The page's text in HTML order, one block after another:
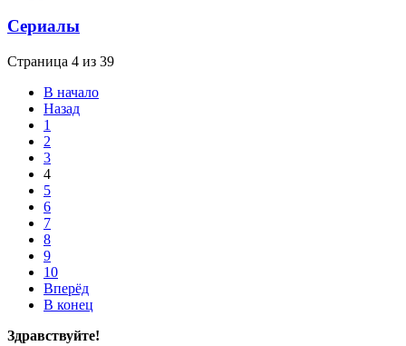
Сериалы
Страница 4 из 39
В начало
Назад
1
2
3
4
5
6
7
8
9
10
Вперёд
В конец
Здравствуйте!